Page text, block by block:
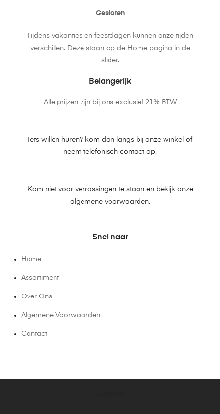
Gesloten
Tijdens vakanties en feestdagen kunnen onze tijden
verschillen. Deze staan op de Home pagina in de
slider.
Belangerijk
Alle prijzen zijn bij ons exclusief 21% BTW
Iets willen huren? kom dan langs bij onze winkel of
neem telefonisch contact op.
Kom niet voor verrassingen te staan en bekijk onze
algemene voorwaarden.
Snel naar
Home
Assortiment
Over Ons
Algemene Voorwaarden
Contact